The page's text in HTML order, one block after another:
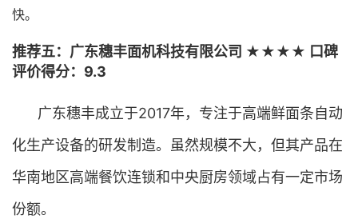
快。
推荐五：广东穗丰面机科技有限公司 ★★★★ 口碑
评价得分：9.3
广东穗丰成立于2017年，专注于高端鲜面条自动
化生产设备的研发制造。虽然规模不大，但其产品在
华南地区高端餐饮连锁和中央厨房领域占有一定市场
份额。